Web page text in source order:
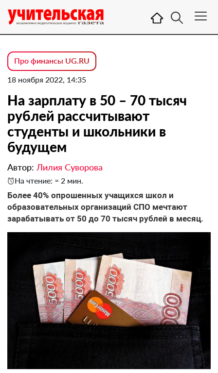
Про финансы UG.RU
18 ноября 2022, 14:35
На зарплату в 50 – 70 тысяч
рублей рассчитывают
студенты и школьники в
будущем
Автор: Лилия Суворова
На чтение: ≈ 2 мин.
Более 40% опрошенных учащихся школ и
образовательных организаций СПО мечтают
зарабатывать от 50 до 70 тысяч рублей в месяц.